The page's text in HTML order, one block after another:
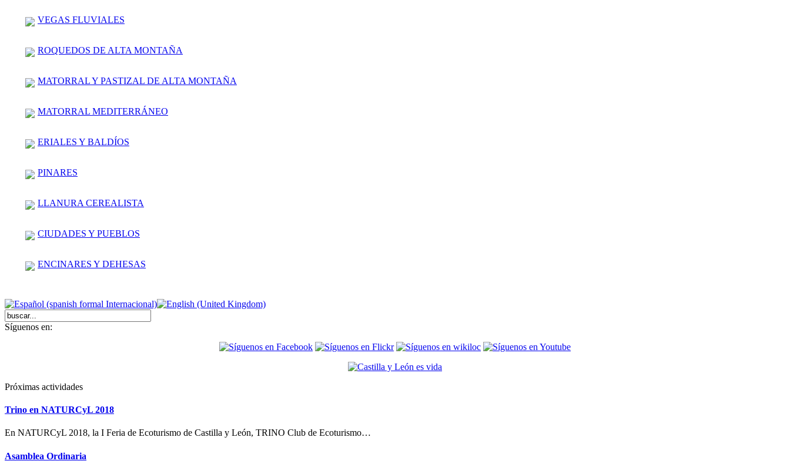
VEGAS FLUVIALES
ROQUEDOS DE ALTA MONTAÑA
MATORRAL Y PASTIZAL DE ALTA MONTAÑA
MATORRAL MEDITERRÁNEO
ERIALES Y BALDÍOS
PINARES
LLANURA CEREALISTA
CIUDADES Y PUEBLOS
ENCINARES Y DEHESAS
Síguenos en:
Próximas actividades
Trino en NATURCyL 2018
En NATURCyL 2018, la I Feria de Ecoturismo de Castilla y León, TRINO Club de Ecoturismo…
Asamblea Ordinaria